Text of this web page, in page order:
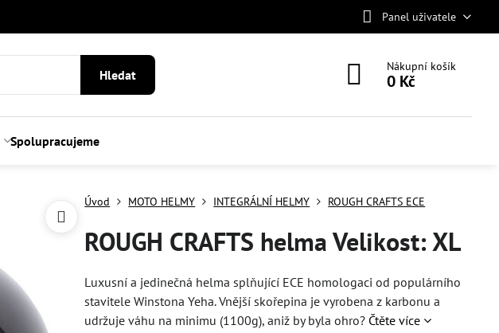
Panel uživatele
Hledat
Nákupní košík
0 Kč
Spolupracujeme
Úvod MOTO HELMY INTEGRÁLNÍ HELMY ROUGH CRAFTS ECE
ROUGH CRAFTS helma Velikost: XL
Luxusní a jedinečná helma splňující ECE homologaci od populárního
stavitele Winstona Yeha. Vnější skořepina je vyrobena z karbonu a
udržuje váhu na minimu (1100g), aniž by byla ohro? Čtěte více